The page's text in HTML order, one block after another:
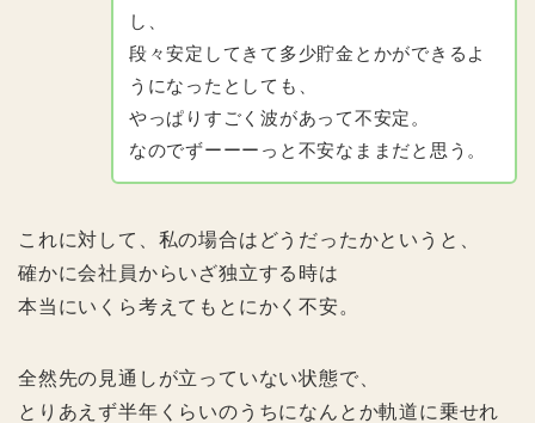
し、
段々安定してきて多少貯金とかができるよ
うになったとしても、
やっぱりすごく波があって不安定。
なのでずーーーっと不安なままだと思う。
これに対して、私の場合はどうだったかというと、
確かに会社員からいざ独立する時は
本当にいくら考えてもとにかく不安。
全然先の見通しが立っていない状態で、
とりあえず半年くらいのうちになんとか軌道に乗せれ